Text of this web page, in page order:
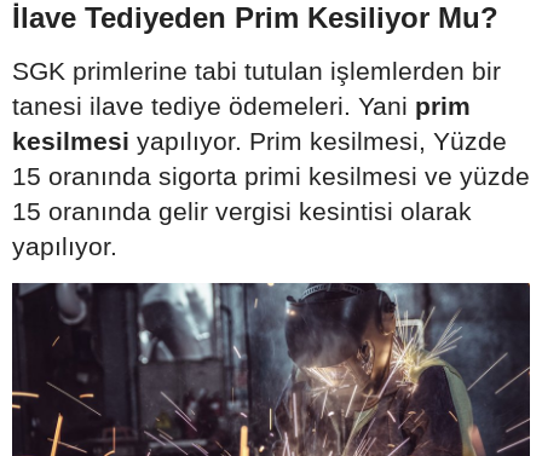
İlave Tediyeden Prim Kesiliyor Mu?
SGK primlerine tabi tutulan işlemlerden bir
tanesi ilave tediye ödemeleri. Yani prim
kesilmesi yapılıyor. Prim kesilmesi, Yüzde
15 oranında sigorta primi kesilmesi ve yüzde
15 oranında gelir vergisi kesintisi olarak
yapılıyor.